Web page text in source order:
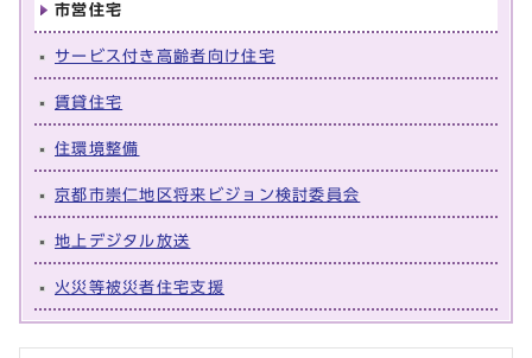
市営住宅
サービス付き高齢者向け住宅
賃貸住宅
住環境整備
京都市崇仁地区将来ビジョン検討委員会
地上デジタル放送
火災等被災者住宅支援